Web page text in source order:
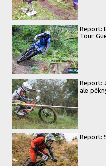
Report:
Tour
Report:
ale
Report: